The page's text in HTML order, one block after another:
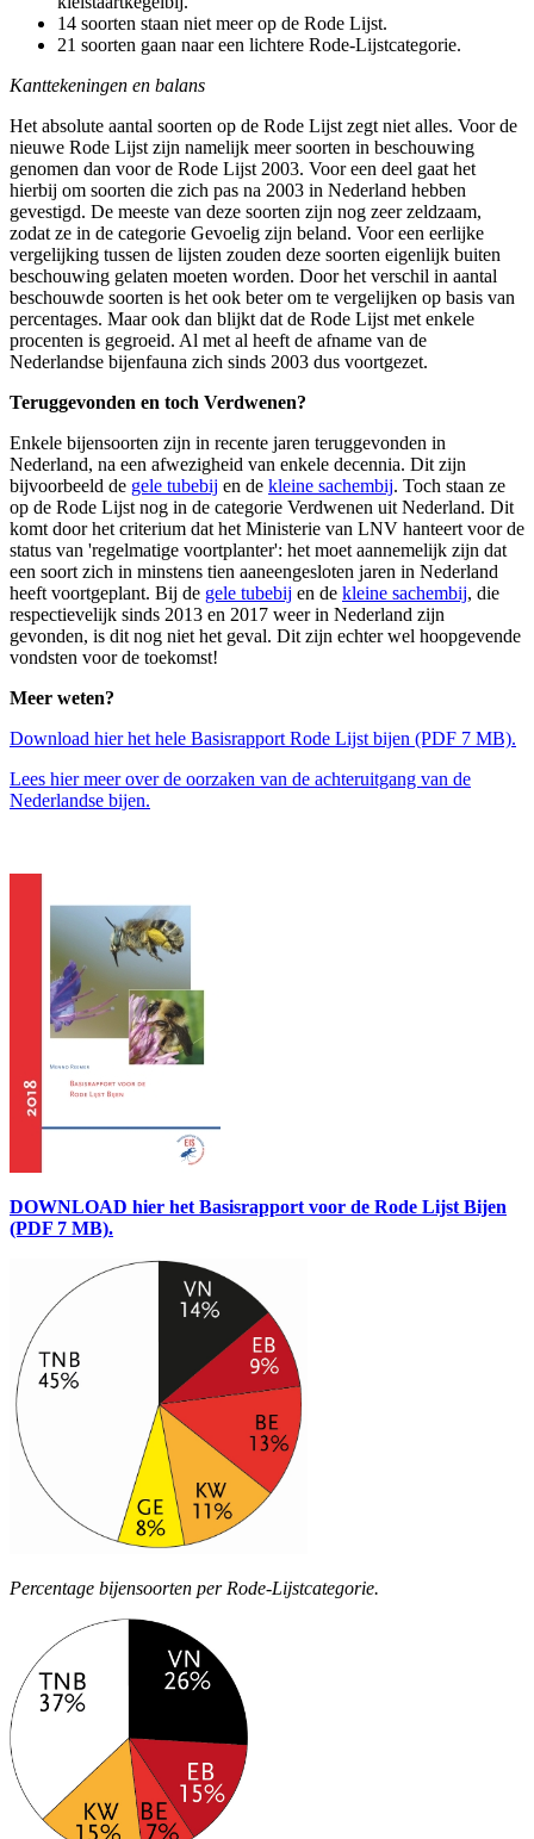
14 soorten staan niet meer op de Rode Lijst.
21 soorten gaan naar een lichtere Rode-Lijstcategorie.
Kanttekeningen en balans
Het absolute aantal soorten op de Rode Lijst zegt niet alles. Voor de
nieuwe Rode Lijst zijn namelijk meer soorten in beschouwing
genomen dan voor de Rode Lijst 2003. Voor een deel gaat het
hierbij om soorten die zich pas na 2003 in Nederland hebben
gevestigd. De meeste van deze soorten zijn nog zeer zeldzaam,
zodat ze in de categorie Gevoelig zijn beland. Voor een eerlijke
vergelijking tussen de lijsten zouden deze soorten eigenlijk buiten
beschouwing gelaten moeten worden. Door het verschil in aantal
beschouwde soorten is het ook beter om te vergelijken op basis van
percentages. Maar ook dan blijkt dat de Rode Lijst met enkele
procenten is gegroeid. Al met al heeft de afname van de
Nederlandse bijenfauna zich sinds 2003 dus voortgezet.
Teruggevonden en toch Verdwenen?
Enkele bijensoorten zijn in recente jaren teruggevonden in
Nederland, na een afwezigheid van enkele decennia. Dit zijn
bijvoorbeeld de gele tubebij en de kleine sachembij. Toch staan ze
op de Rode Lijst nog in de categorie Verdwenen uit Nederland. Dit
komt door het criterium dat het Ministerie van LNV hanteert voor de
status van 'regelmatige voortplanter': het moet aannemelijk zijn dat
een soort zich in minstens tien aaneengesloten jaren in Nederland
heeft voortgeplant. Bij de gele tubebij en de kleine sachembij, die
respectievelijk sinds 2013 en 2017 weer in Nederland zijn
gevonden, is dit nog niet het geval. Dit zijn echter wel hoopgevende
vondsten voor de toekomst!
Meer weten?
Download hier het hele Basisrapport Rode Lijst bijen (PDF 7 MB).
Lees hier meer over de oorzaken van de achteruitgang van de
Nederlandse bijen.
DOWNLOAD hier het Basisrapport voor de Rode Lijst Bijen
(PDF 7 MB).
Percentage bijensoorten per Rode-Lijstcategorie.